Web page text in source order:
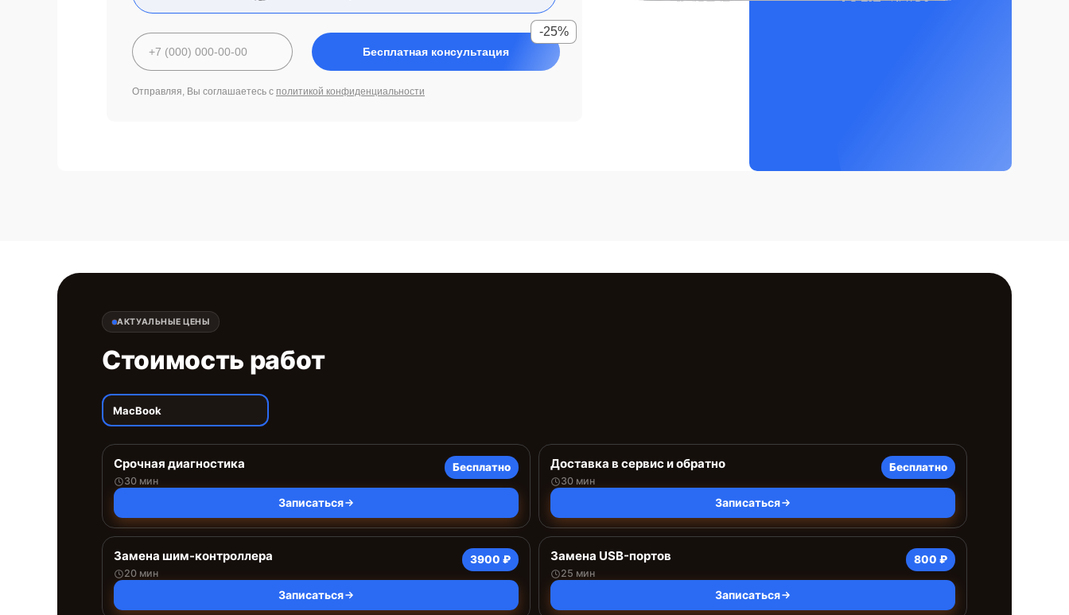
Бесплатная консультация
-25%
Отправляя, Вы соглашаетесь с политикой конфиденциальности
АКТУАЛЬНЫЕ ЦЕНЫ
Стоимость работ
MacBook
Срочная диагностика
30 мин
Бесплатно
Записаться
Доставка в сервис и обратно
30 мин
Бесплатно
Записаться
Замена шим-контроллера
20 мин
3900 ₽
Записаться
Замена USB-портов
25 мин
800 ₽
Записаться